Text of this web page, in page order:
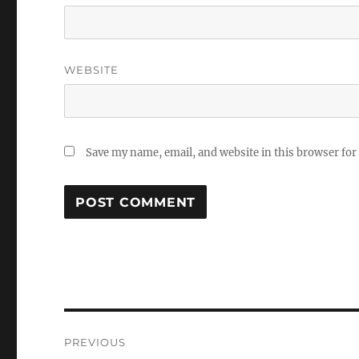
WEBSITE
Save my name, email, and website in this browser
PREVIOUS